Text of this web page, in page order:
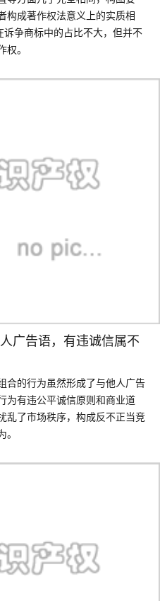
构成著作权法意义上的实质相
诉争商标中的占比不大，但并不
。
广告语，有违诚信属不
合的行为虽然形成了与他人广告
为有违公平诚信原则和商业道
乱了市场秩序，构成反不正当竞